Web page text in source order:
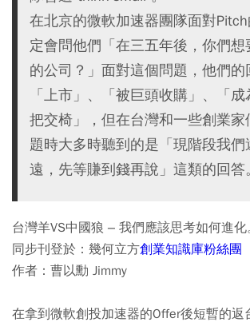
在北京的微軟加速器團隊面對
定會問他們「在三五年後，你們想
的公司？」面對這個問題，他們的
「上市」、「被巨頭收購」、「
把交椅」，但在台灣和一些創業家
題時大多時聽到的是「現階段我們
遠，先等賺到錢再說」這類的回答。
台灣羊VS中國狼 – 我們應該思考如何進化
同步刊登於：幾何立方創業知識庫粉絲團
作者：曹以勳 Jimmy
在拿到微軟創投加速器的Offer後短暫的返